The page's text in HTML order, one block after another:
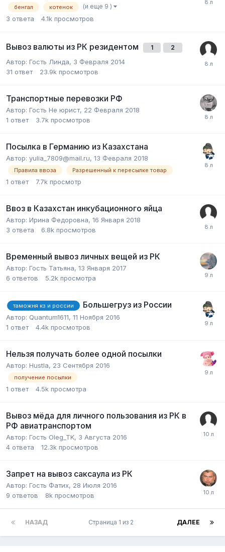
бенгал котенок (и еще 9 )
3 ответа 4.1k просмотров
Вывоз валюты из РК резидентом 1 2
Автор: Гость Линда, 3 Февраля 2014
31 ответ 23.9k просмотров
Транспортные перевозки РФ
Автор: Гость Не юрист, 22 Февраля 2018
1 ответ 3.7k просмотров
Посылка в Германию из Казахстана
Автор: yulia_7809@mail.ru, 13 Февраля 2018
Правила ввоза Разрешенный к пересылке товар
1 ответ 7.7k просмотр
Ввоз в Казахстан инкубационного яйца
Автор: Ирина Федоровна, 16 Января 2018
3 ответа 6.8k просмотров
Временный вывоз личных вещей из РК
Автор: Гость Татьяна, 13 Января 2017
6 ответов 5.2k просмотра
таможня кз и россии Большегруз из России
Автор: Quantum1611, 11 Ноября 2016
1 ответ 4.4k просмотров
Нельзя получать более одной посылки
Автор: Hustla, 23 Сентября 2016
получение посылки
1 ответ 4.5k просмотра
Вывоз мёда для личного пользования из РК в
РФ авиатранспортом
Автор: Гость Oleg_TK, 3 Августа 2016
4 ответа 12.3k просмотров
Запрет на вывоз саксаула из РК
Автор: Гость Фатих, 28 Июля 2016
9 ответов 8k просмотров
НАЗАД ДАЛЕЕ
Страница 1 из 2